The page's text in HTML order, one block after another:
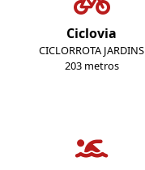
Ciclovia
CICLORROTA JARDINS
203 metros